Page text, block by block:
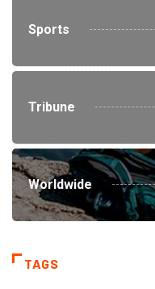
Sports
Tribune
Worldwide
TAGS